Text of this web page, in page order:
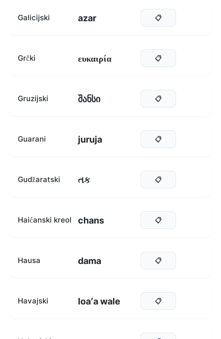
Galicijski azar 📋
Grčki ευκαιρία 📋
Gruzijski შანსი 📋
Guarani juruja 📋
Gudžaratski તક 📋
Haićanski kreol chans 📋
Hausa dama 📋
Havajski loaʻa wale 📋